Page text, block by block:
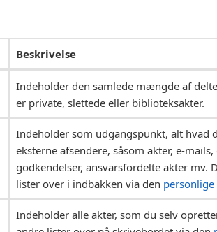
Beskrivelse
Indeholder den samlede mængde af
er private, slettede eller biblioteksakter.
Indeholder som udgangspunkt, alt hvad
eksterne afsendere, såsom akter, e-
godkendelser, ansvarsfordelte akter mv.
lister over i indbakken via den
Indeholder alle akter, som du selv